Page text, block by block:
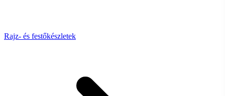
Rajz- és festőkészletek